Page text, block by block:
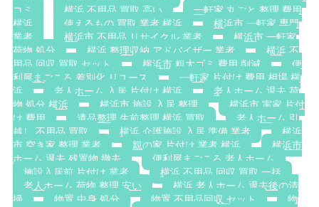
コミ
横浜 不用品 買取 高い
一軒家 丸ごと 整理 費用
横浜
使えるもの 買取 業者 横浜
横浜市 一軒家 専門
業者
横浜市 不用品 リサイクル 業者
横浜市 一軒家
荷物 処分
横浜 整理収納 アドバイザー 業者
横浜 不
用品 回収 買取 セット
横浜市 粗大ゴミ 費用 削減
便
利屋まごころ 差別化 リユース
一軒家 片付け 費用 相場 横
浜
老人ホーム 入居 片付け 横浜
老人ホーム 退去 荷
物 処分 横浜
横浜市 施設 入居 整理
横浜市 実家 片付
け 費用
遺品整理 生前整理 横浜 買取
老人ホーム 引
越し 不用品 買取
横浜 介護施設 入居 準備 業者
横浜
市 空き家 整理 業者
親の家 片付け 業者 横浜
横浜市
ホーム 退去 残置物 撤去
便利屋まごころ 老人ホーム
施設入居前 片付け 業者
横浜 不用品 回収 買取 一括
老人ホーム 荷物 整理 安い
横浜 老人ホーム 退去後の清
掃
物置 中身 処分 物置 不用品回収 セット 物